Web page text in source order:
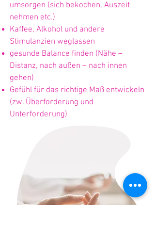
umsorgen (sich bekochen, Auszeit
nehmen etc.)
Kaffee, Alkohol und andere
Stimulanzien weglassen
gesunde Balance finden (Nähe –
Distanz, nach außen – nach innen
gehen)
Gefühl für das richtige Maß entwickeln
(zw. Überforderung und
Unterforderung)